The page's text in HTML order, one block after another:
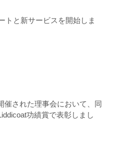
トと新サービスを開始しま
催された理事会において、同
功績賞で表彰しまし